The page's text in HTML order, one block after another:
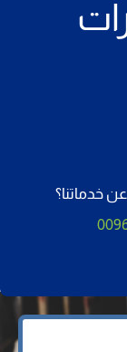
خدماتنا؟